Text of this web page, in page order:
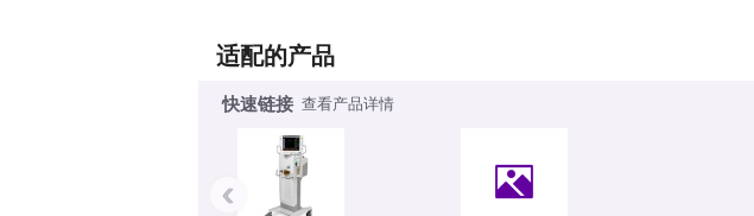
适配的产品
快速链接 查看产品详情
‹